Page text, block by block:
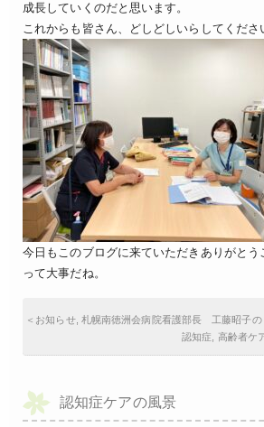
成長していくのだと思います。
これからも皆さん、どしどしいらしてくださ
今日もこのブログに来ていただきありがとう
って大事だね。
＜ お知らせ, 札幌南徳洲会病院看護部長 工藤昭子の
認知症
高齢者ケ
認知症ケアの風景